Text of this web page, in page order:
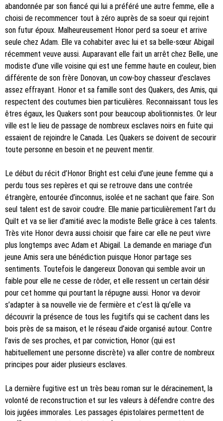
abandonnée par son fiancé qui lui a préféré une autre femme, elle a
choisi de recommencer tout à zéro auprès de sa soeur qui rejoint
son futur époux. Malheureusement Honor perd sa soeur et arrive
seule chez Adam. Elle va cohabiter avec lui et sa belle-sœur Abigail
récemment veuve aussi. Auparavant elle fait un arrêt chez Belle, une
modiste d’une ville voisine qui est une femme haute en couleur, bien
différente de son frère Donovan, un cow-boy chasseur d’esclaves
assez effrayant. Honor et sa famille sont des Quakers, des Amis, qui
respectent des coutumes bien particulières. Reconnaissant tous les
êtres égaux, les Quakers sont pour beaucoup abolitionnistes. Or leur
ville est le lieu de passage de nombreux esclaves noirs en fuite qui
essaient de rejoindre le Canada. Les Quakers se doivent de secourir
toute personne en besoin et ne peuvent mentir.
Le début du récit d’Honor Bright est celui d’une jeune femme qui a
perdu tous ses repères et qui se retrouve dans une contrée
étrangère, entourée d’inconnus, isolée et ne sachant que faire. Son
seul talent est de savoir coudre. Elle manie particulièrement l’art du
Quilt et va se lier d’amitié avec la modiste Belle grâce à ces talents.
Très vite Honor devra aussi choisir que faire car elle ne peut vivre
plus longtemps avec Adam et Abigail. La demande en mariage d’un
jeune Amis sera une bénédiction puisque Honor partage ses
sentiments. Toutefois le dangereux Donovan qui semble avoir un
faible pour elle ne cesse de rôder, et elle ressent un certain désir
pour cet homme qui pourtant la répugne aussi. Honor va devoir
s’adapter à sa nouvelle vie de fermière et c’est là qu’elle va
découvrir la présence de tous les fugitifs qui se cachent dans les
bois près de sa maison, et le réseau d’aide organisé autour. Contre
l’avis de ses proches, et par conviction, Honor (qui est
habituellement une personne discrète) va aller contre de nombreux
principes pour aider plusieurs esclaves.
La dernière fugitive est un très beau roman sur le déracinement, la
volonté de reconstruction et sur les valeurs à défendre contre des
lois jugées immorales. Les passages épistolaires permettent de